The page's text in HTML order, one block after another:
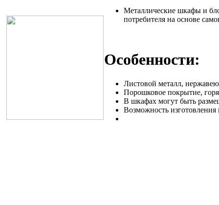
Металлические шкафы и
потребителя на основе
Особенности:
Листовой металл,
Порошковое покрытие,
В шкафах могут быть
Возможность изготовления